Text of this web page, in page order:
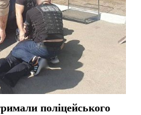
поліцейського